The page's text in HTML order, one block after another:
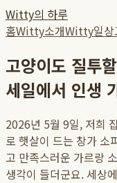
Witty의 하루
홈Witty소개Witty일상
고양이도 질투
세일에서 인생
2026년 5월 9일, 저희
로 햇살이 드는 창가 소
고 만족스러운 가르랑
생각이 들더군요. 세상